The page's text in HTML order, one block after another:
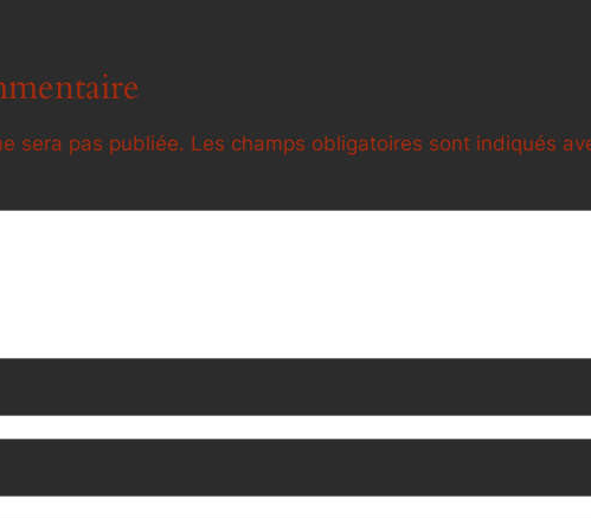
sera pas publiée. Les champs obligatoires sont indiqués